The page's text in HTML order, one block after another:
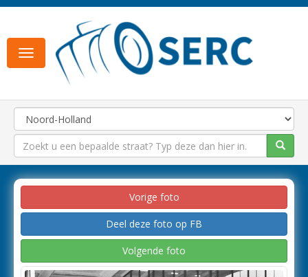
Toggle
navigation
Vorige foto
Deel deze foto op FB
Volgende foto